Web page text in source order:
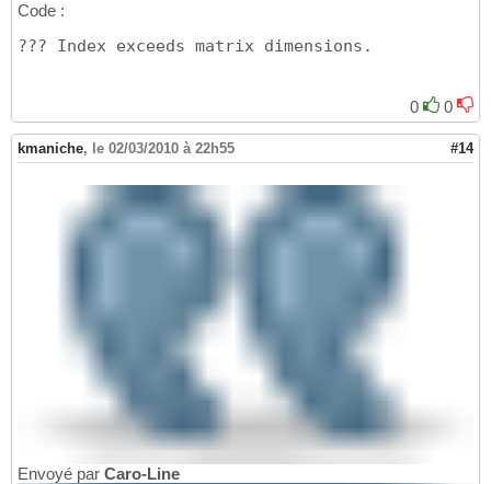
Code :
??? Index exceeds matrix dimensions.
0 0
kmaniche, le 02/03/2010 à 22h55 #14
Envoyé par Caro-Line